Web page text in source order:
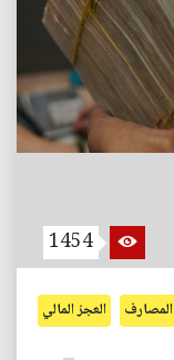
1454
المصارف العجز المالي